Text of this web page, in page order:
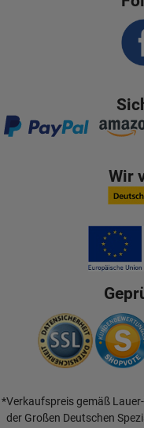
Wir
*Verkaufspreis gemäß
der Großen Deutschen